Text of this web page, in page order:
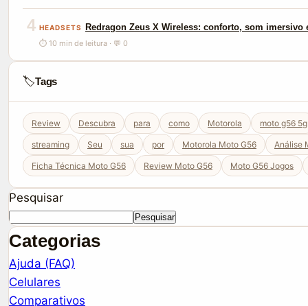
4 HEADSETS Redragon Zeus X Wireless: conforto, som
⏱ 10 min de leitura · 💬 0
🏷️Tags
Review Descubra para como Motorola moto g56 5g
streaming Seu sua por Motorola Moto G56 Análise
Ficha Técnica Moto G56 Review Moto G56 Moto G56 Jogos
Pesquisar
Pesquisar
Categorias
Ajuda (FAQ)
Celulares
Comparativos